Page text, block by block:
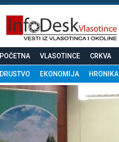
POČETNA VLASOTINCE CRKVA
DRUSTVO EKONOMIJA HRONIKA